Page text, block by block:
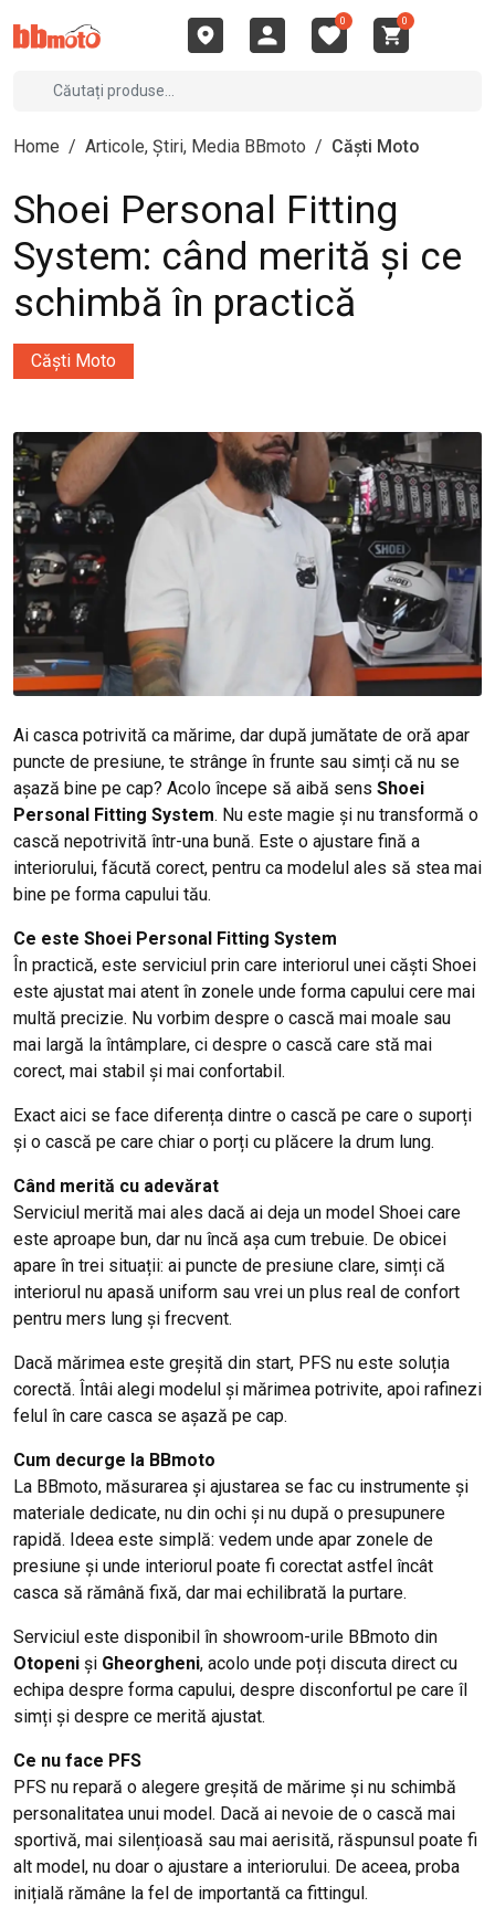
0 0
Home / Articole, Știri, Media BBmoto / Căști Moto
Shoei Personal Fitting
System: când merită și ce
schimbă în practică
Căști Moto
Ai casca potrivită ca mărime, dar după jumătate de oră apar
puncte de presiune, te strânge în frunte sau simți că nu se
așază bine pe cap? Acolo începe să aibă sens Shoei
Personal Fitting System. Nu este magie și nu transformă o
cască nepotrivită într-una bună. Este o ajustare fină a
interiorului, făcută corect, pentru ca modelul ales să stea mai
bine pe forma capului tău.
Ce este Shoei Personal Fitting System
În practică, este serviciul prin care interiorul unei căști Shoei
este ajustat mai atent în zonele unde forma capului cere mai
multă precizie. Nu vorbim despre o cască mai moale sau
mai largă la întâmplare, ci despre o cască care stă mai
corect, mai stabil și mai confortabil.
Exact aici se face diferența dintre o cască pe care o suporți
și o cască pe care chiar o porți cu plăcere la drum lung.
Când merită cu adevărat
Serviciul merită mai ales dacă ai deja un model Shoei care
este aproape bun, dar nu încă așa cum trebuie. De obicei
apare în trei situații: ai puncte de presiune clare, simți că
interiorul nu apasă uniform sau vrei un plus real de confort
pentru mers lung și frecvent.
Dacă mărimea este greșită din start, PFS nu este soluția
corectă. Întâi alegi modelul și mărimea potrivite, apoi rafinezi
felul în care casca se așază pe cap.
Cum decurge la BBmoto
La BBmoto, măsurarea și ajustarea se fac cu instrumente și
materiale dedicate, nu din ochi și nu după o presupunere
rapidă. Ideea este simplă: vedem unde apar zonele de
presiune și unde interiorul poate fi corectat astfel încât
casca să rămână fixă, dar mai echilibrată la purtare.
Serviciul este disponibil în showroom-urile BBmoto din
Otopeni și Gheorgheni, acolo unde poți discuta direct cu
echipa despre forma capului, despre disconfortul pe care îl
simți și despre ce merită ajustat.
Ce nu face PFS
PFS nu repară o alegere greșită de mărime și nu schimbă
personalitatea unui model. Dacă ai nevoie de o cască mai
sportivă, mai silențioasă sau mai aerisită, răspunsul poate fi
alt model, nu doar o ajustare a interiorului. De aceea, proba
inițială rămâne la fel de importantă ca fittingul.